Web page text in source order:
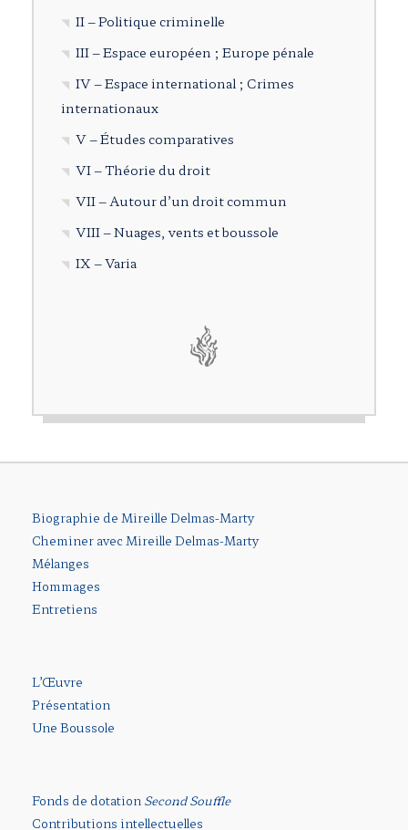
II – Politique criminelle
III – Espace européen ; Europe pénale
IV – Espace international ; Crimes
internationaux
V – Études comparatives
VI – Théorie du droit
VII – Autour d’un droit commun
VIII – Nuages, vents et boussole
IX – Varia
Biographie de Mireille Delmas-Marty
Cheminer avec Mireille Delmas-Marty
Mélanges
Hommages
Entretiens
L’Œuvre
Présentation
Une Boussole
Fonds de dotation Second Souffle
Contributions intellectuelles